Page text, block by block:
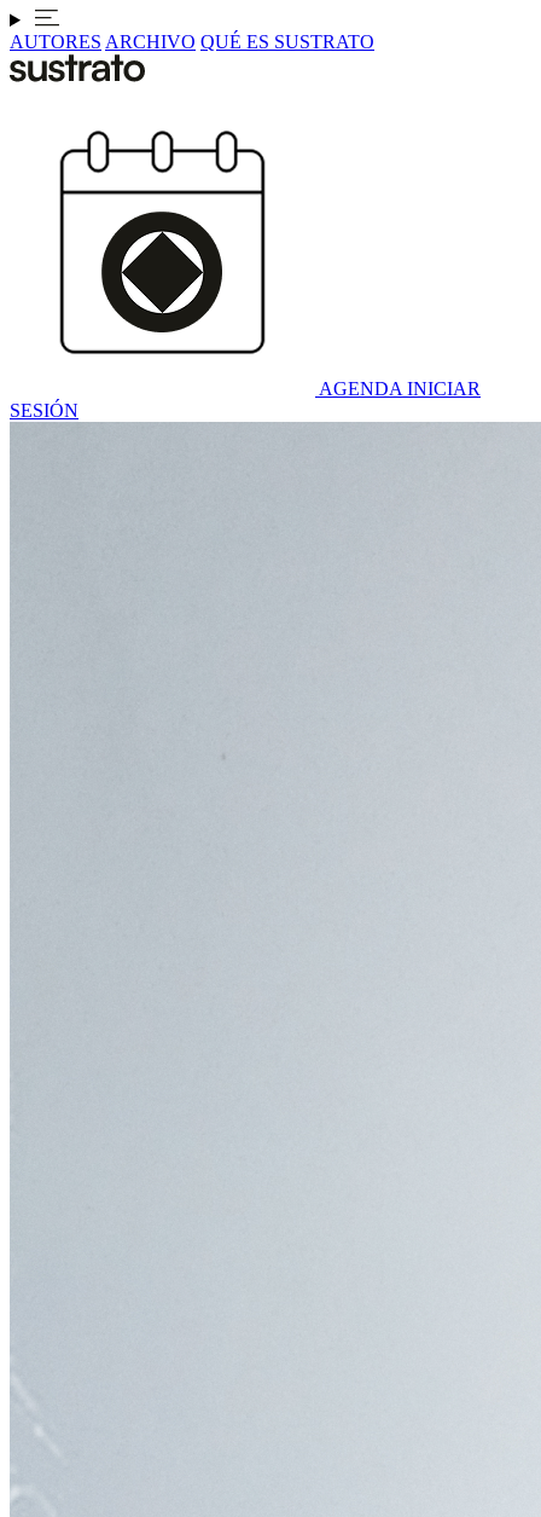
AUTORES ARCHIVO QUÉ ES SUSTRATO
AGENDA INICIAR
SESIÓN